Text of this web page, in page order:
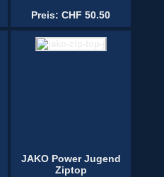
Preis: CHF 50.50
JAKO Power Jugend
Ziptop